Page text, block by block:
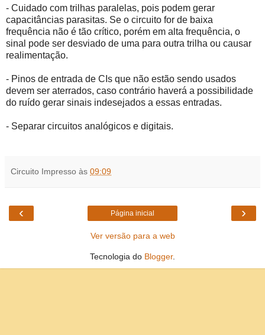
- Cuidado com trilhas paralelas, pois podem gerar
capacitâncias parasitas. Se o circuito for de baixa
frequência não é tão crítico, porém em alta frequência, o
sinal pode ser desviado de uma para outra trilha ou causar
realimentação.
- Pinos de entrada de CIs que não estão sendo usados
devem ser aterrados, caso contrário haverá a possibilidade
do ruído gerar sinais indesejados a essas entradas.
- Separar circuitos analógicos e digitais.
Circuito Impresso às 09:09
‹ ›
Página inicial
Ver versão para a web
Tecnologia do Blogger.